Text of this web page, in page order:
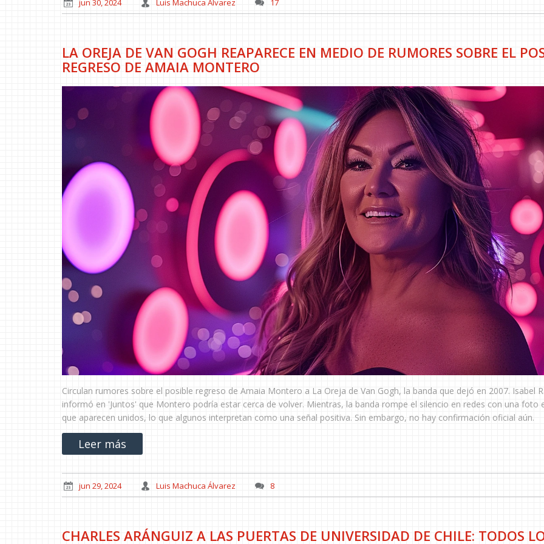
jun 30, 2024 Luis Machuca Álvarez 17
LA OREJA DE VAN GOGH REAPARECE EN MEDIO DE RUMORES SOBRE EL
REGRESO DE AMAIA MONTERO
Circulan rumores sobre el posible regreso de Amaia Montero a La Oreja de Van Gogh, la banda que dejó en 2007. Isabel
informó en 'Juntos' que Montero podría estar cerca de volver. Mientras, la banda rompe el silencio en redes con una foto
que aparecen unidos, lo que algunos interpretan como una señal positiva. Sin embargo, no hay confirmación oficial aún.
Leer más
jun 29, 2024 Luis Machuca Álvarez 8
CHARLES ARÁNGUIZ A LAS PUERTAS DE UNIVERSIDAD DE CHILE: TODOS